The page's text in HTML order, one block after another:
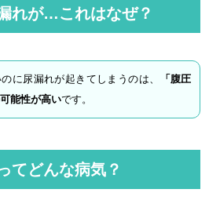
れが…これはなぜ？
に尿漏れが起きてしまうのは、
「腹圧
能性が高いです。
てどんな病気？